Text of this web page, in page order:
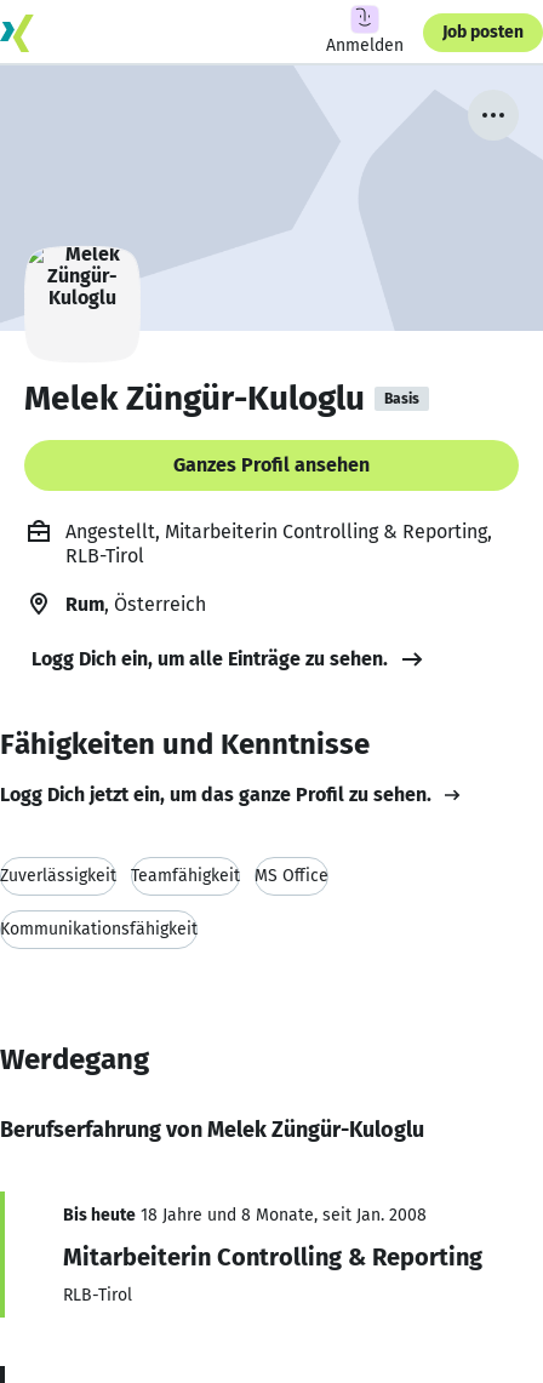
Anmelden
Job posten
Melek Züngür-Kuloglu Basis
Ganzes Profil ansehen
Angestellt, Mitarbeiterin Controlling & Reporting,
RLB-Tirol
Rum, Österreich
Logg Dich ein, um alle Einträge zu sehen.
Fähigkeiten und Kenntnisse
Logg Dich jetzt ein, um das ganze Profil zu sehen.
Zuverlässigkeit Teamfähigkeit MS Office
Kommunikationsfähigkeit
Werdegang
Berufserfahrung von Melek Züngür-Kuloglu
Bis heute 18 Jahre und 8 Monate, seit Jan. 2008
Mitarbeiterin Controlling & Reporting
RLB-Tirol